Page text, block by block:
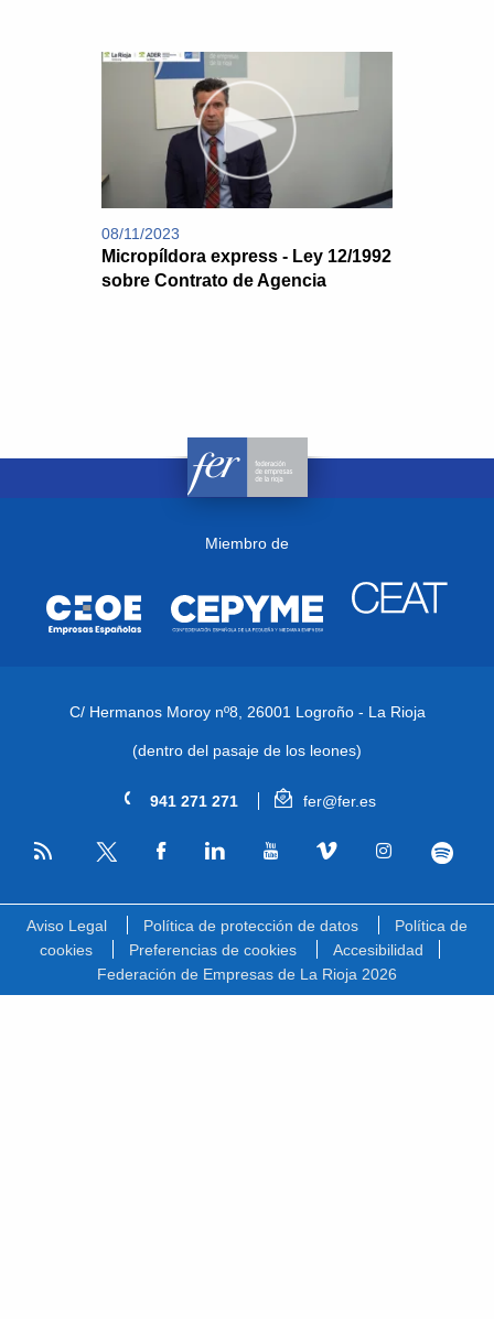
08/11/2023
Micropíldora express - Ley 12/1992
sobre Contrato de Agencia
Miembro de
C/ Hermanos Moroy nº8, 26001 Logroño - La Rioja
(dentro del pasaje de los leones)
941 271 271 fer@fer.es
RSS
Aviso Legal Política de protección de datos
Política de
cookies
Preferencias de cookies
Accesibilidad
Federación de Empresas de La Rioja 2026